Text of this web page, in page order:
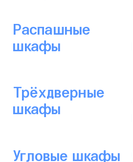
Распашные
шкафы
Трёхдверные
шкафы
Угловые шкафы